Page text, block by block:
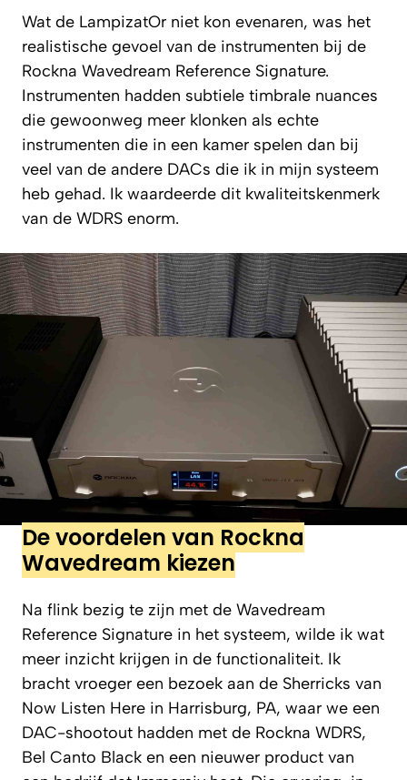
Wat de LampizatOr niet kon evenaren, was het
realistische gevoel van de instrumenten bij de
Rockna Wavedream Reference Signature.
Instrumenten hadden subtiele timbrale nuances
die gewoonweg meer klonken als echte
instrumenten die in een kamer spelen dan bij
veel van de andere DACs die ik in mijn systeem
heb gehad. Ik waardeerde dit kwaliteitskenmerk
van de WDRS enorm.
De voordelen van Rockna
Wavedream kiezen
Na flink bezig te zijn met de Wavedream
Reference Signature in het systeem, wilde ik wat
meer inzicht krijgen in de functionaliteit. Ik
bracht vroeger een bezoek aan de Sherricks van
Now Listen Here in Harrisburg, PA, waar we een
DAC-shootout hadden met de Rockna WDRS,
Bel Canto Black en een nieuwer product van